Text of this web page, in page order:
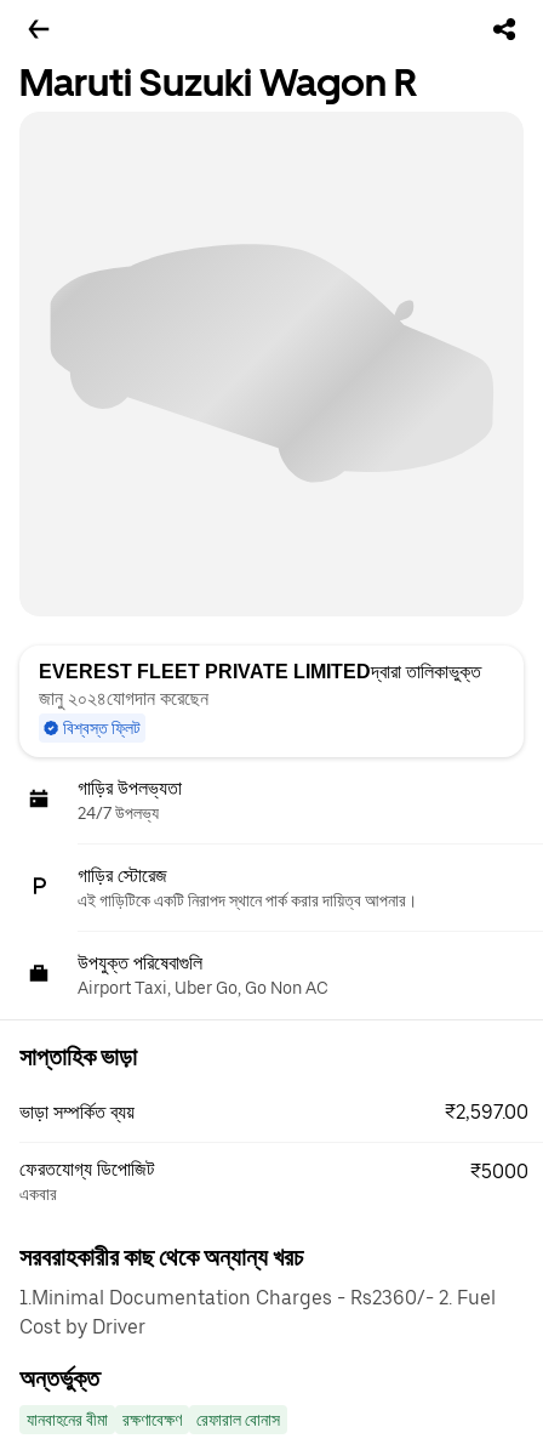
Maruti Suzuki Wagon R
EVEREST FLEET PRIVATE LIMITEDদ্বারা তালিকাভুক্ত
জানু ২০২৪যোগদান করেছেন
বিশ্বস্ত ফ্লিট
গাড়ির উপলভ্যতা
24/7 উপলভ্য
গাড়ির স্টোরেজ
এই গাড়িটিকে একটি নিরাপদ স্থানে পার্ক করার দায়িত্ব আপনার।
উপযুক্ত পরিষেবাগুলি
Airport Taxi, Uber Go, Go Non AC
সাপ্তাহিক ভাড়া
ভাড়া সম্পর্কিত ব্যয় ₹2,597.00
ফেরতযোগ্য ডিপোজিট
একবার
₹5000
সরবরাহকারীর কাছ থেকে অন্যান্য খরচ
1.Minimal Documentation Charges - Rs2360/- 2. Fuel
Cost by Driver
অন্তর্ভুক্ত
যানবাহনের বীমা রক্ষণাবেক্ষণ রেফারাল বোনাস